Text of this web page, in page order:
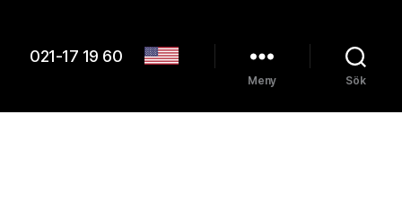
021-17 19 60
Meny Sök